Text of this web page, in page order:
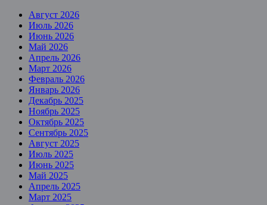
Август 2026
Июль 2026
Июнь 2026
Май 2026
Апрель 2026
Март 2026
Февраль 2026
Январь 2026
Декабрь 2025
Ноябрь 2025
Октябрь 2025
Сентябрь 2025
Август 2025
Июль 2025
Июнь 2025
Май 2025
Апрель 2025
Март 2025